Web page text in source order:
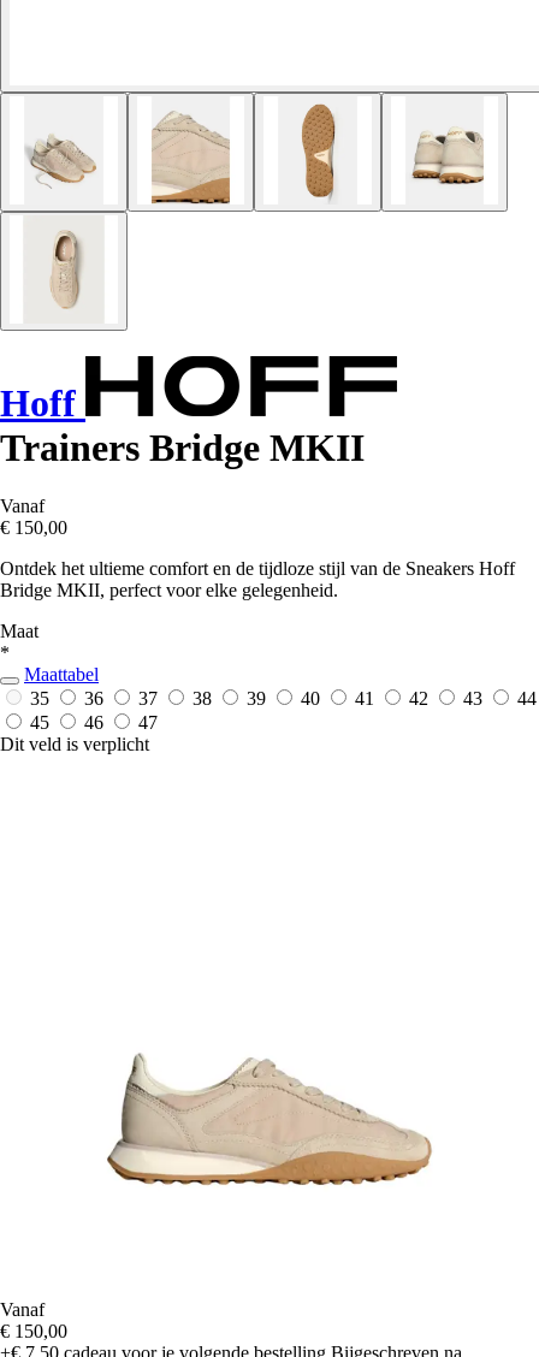
Hoff
Trainers Bridge MKII
Vanaf
€ 150,00
Ontdek het ultieme comfort en de tijdloze stijl van de Sneakers Hoff
Bridge MKII, perfect voor elke gelegenheid.
Maat
*
Maattabel
35
36 37 38 39 40 41 42 43
44
45
46
47
Dit veld is verplicht
Vanaf
€ 150,00